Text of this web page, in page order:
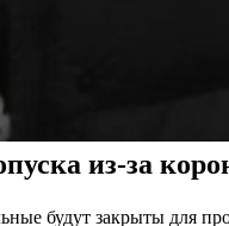
из-за
будут закрыты для